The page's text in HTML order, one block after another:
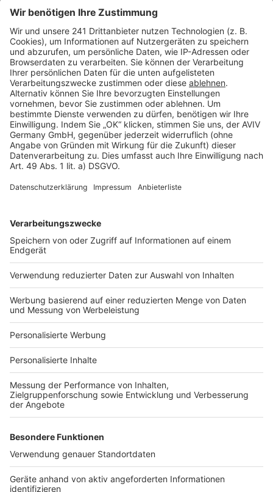
Seitenaufbau
Barrierefreiheit
Cookie Einstellungen
Rechtliches
AGB-Übersicht
Datenschutz
Impressum
Services
Bauprojekt-Quiz
Häuser-Suche
Hausanbieter-Suche
Bauprojekt-Profil
Für Unternehmen
Ihre Baufirma auf bauen.de
Kostenloses Infogespräch